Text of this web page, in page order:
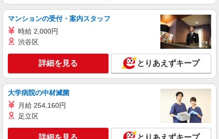
派遣社員
株式会社kotrio /●OS-H2-2006244
大阪市平野区＊グループホームSTAFF＊生活
時給1550円〜2187円 ＜日払い有/週払い有/交
通費全支給(ガソリン代含む)＞
キープ 詳細を見る
アルバイト
ホームヘルパー（訪問介護員）（役職なし）
マンションの受付・案内スタッフ
時給 2,000円
渋谷区
詳細を見る とりあえずキープ
大学病院の中材滅菌
月給 254,160円
足立区
詳細を見る とりあえずキープ